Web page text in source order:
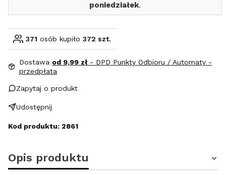
poniedziałek.
371 osób kupiło 372 szt.
Dostawa od 9,99 zł - DPD Punkty Odbioru / Automaty -
przedpłata
Zapytaj o produkt
Udostępnij
Kod produktu: 2861
Opis produktu